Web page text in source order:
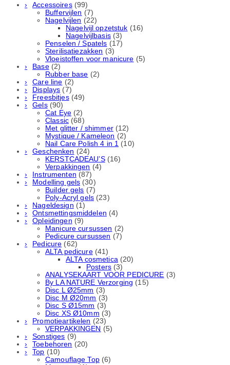
Accessoires (99)
Buffervijlen (7)
Nagelvijlen (22)
Nagelvijl opzetstuk (16)
Nagelvijlbasis (3)
Penselen / Spatels (17)
Sterilisatiezakken (3)
Vloeistoffen voor manicure (5)
Base (2)
Rubber basе (2)
Care line (2)
Displays (7)
Freesbitjes (49)
Gels (90)
Cat Eye (2)
Classic (68)
Met glitter / shimmer (12)
Mystique / Kameleon (2)
Nail Care Polish 4 in 1 (10)
Geschenken (24)
KERSTCADEAU’S (16)
Verpakkingen (4)
Instrumenten (87)
Modelling gels (30)
Builder gels (7)
Poly-Acryl gels (23)
Nageldesign (1)
Ontsmettingsmiddelen (4)
Opleidingen (9)
Manicure cursussen (2)
Pedicure cursussen (7)
Pedicure (62)
ALTA pedicure (41)
ALTA cosmetica (20)
Posters (3)
ANALYSEKAART VOOR PEDICURE (3)
By LA NATURE Verzorging (15)
Disc L Ø25mm (3)
Disc M Ø20mm (3)
Disc S Ø15mm (3)
Disc XS Ø10mm (3)
Promotieartikelen (23)
VERPAKKINGEN (5)
Sonstiges (9)
Toebehoren (20)
Top (10)
Camouflage Top (6)